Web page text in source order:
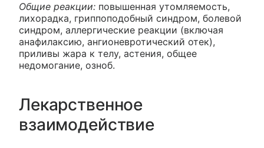
Общие реакции: повышенная утомляемость,
лихорадка, гриппоподобный синдром, болевой
синдром, аллергические реакции (включая
анафилаксию, ангионевротический отек),
приливы жара к телу, астения, общее
недомогание, озноб.
Лекарственное
взаимодействие